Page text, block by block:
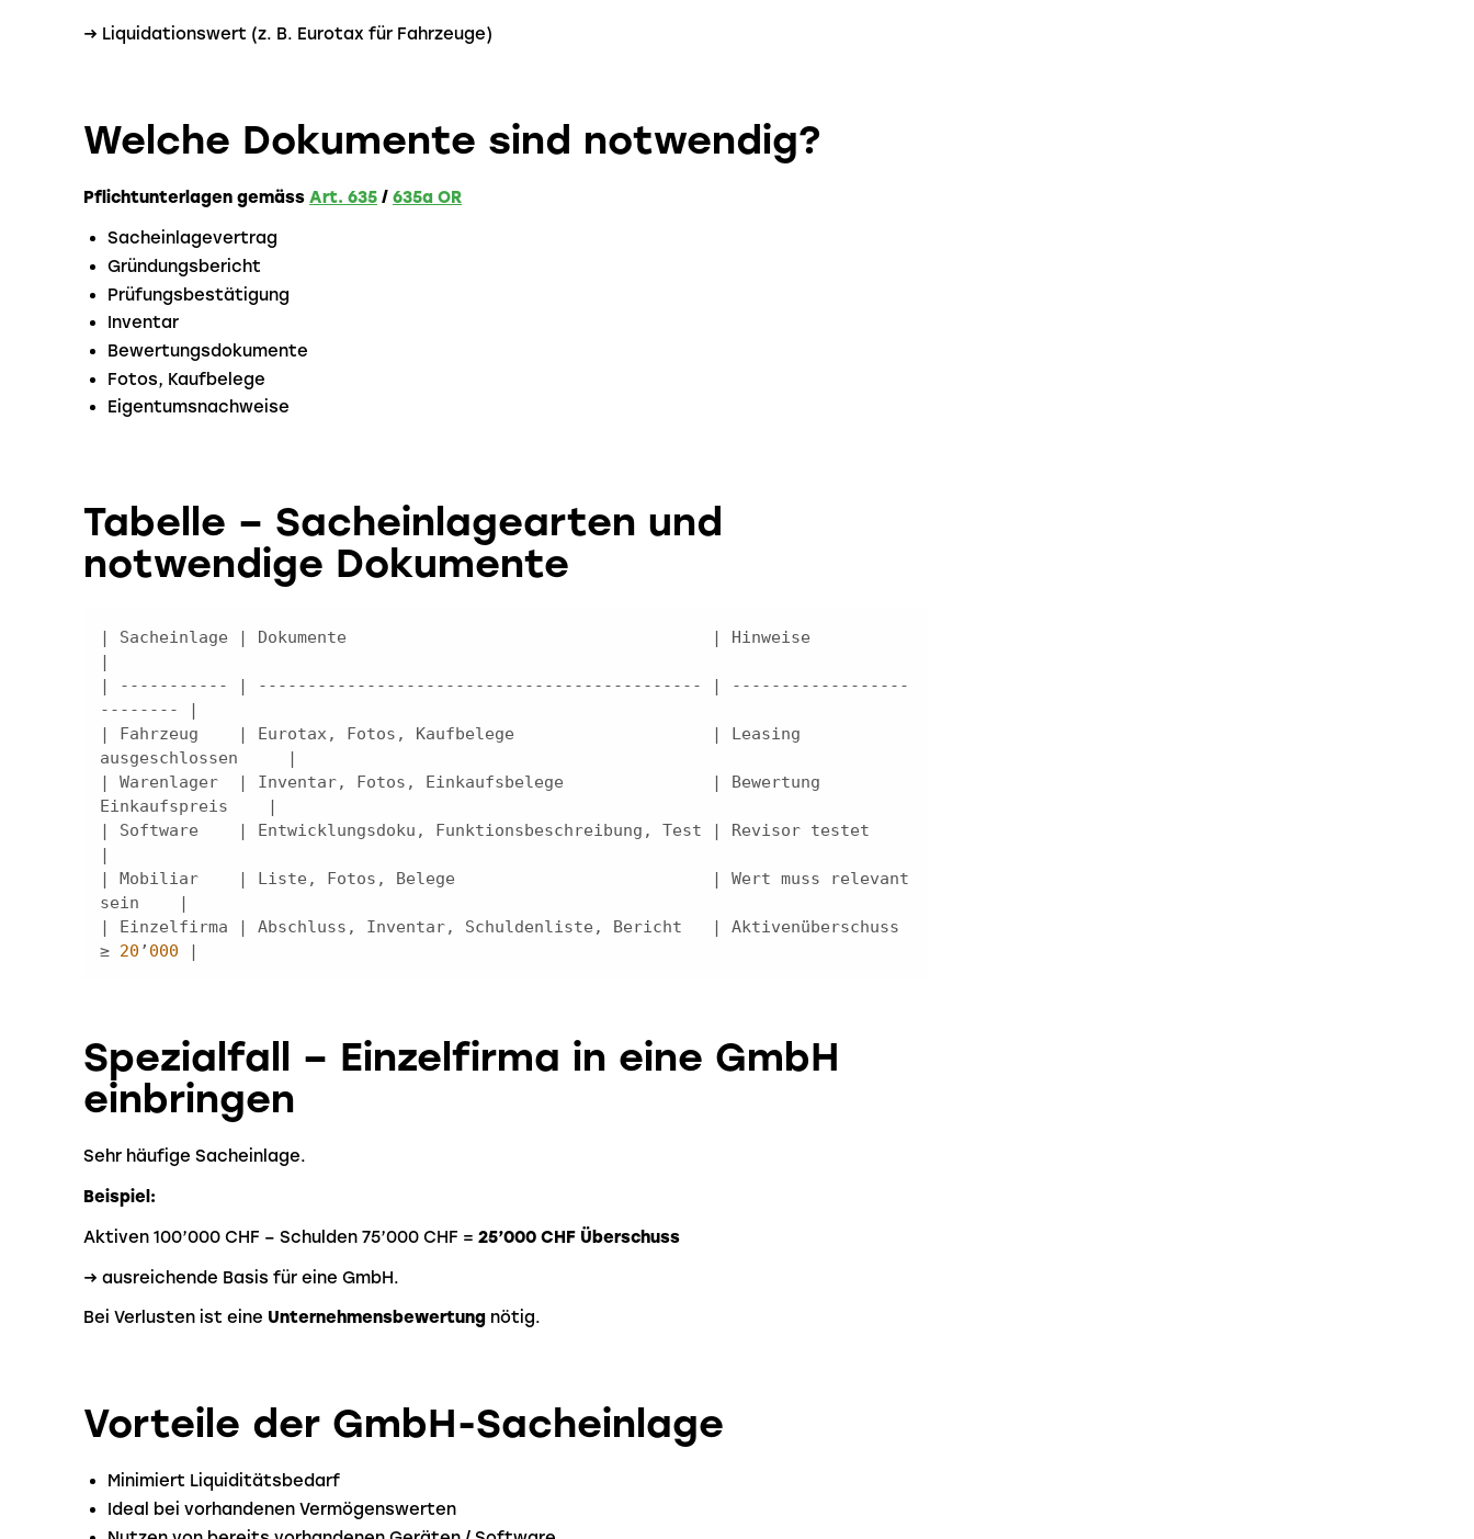
→ Liquidationswert (z. B. Eurotax für Fahrzeuge)
Welche Dokumente sind notwendig?
Pflichtunterlagen gemäss Art. 635 / 635a OR
Sacheinlagevertrag
Gründungsbericht
Prüfungsbestätigung
Inventar
Bewertungsdokumente
Fotos, Kaufbelege
Eigentumsnachweise
Tabelle – Sacheinlagearten und
notwendige Dokumente
| Sacheinlage | Dokumente                                     | Hinweise
| ----------- | --------------------------------------------- | ------------------
| Fahrzeug    | Eurotax, Fotos, Kaufbelege                    | Leasing
| Warenlager  | Inventar, Fotos, Einkaufsbelege               | Bewertung
| Software    | Entwicklungsdoku, Funktionsbeschreibung, Test | Revisor testet
| Mobiliar    | Liste, Fotos, Belege                          | Wert muss relevant
| Einzelfirma | Abschluss, Inventar, Schuldenliste, Bericht   | Aktivenüberschuss
≥ 20 ’ 000 |
Spezialfall – Einzelfirma in eine GmbH
einbringen
Sehr häufige Sacheinlage.
Beispiel:
Aktiven 100’000 CHF – Schulden 75’000 CHF = 25’000 CHF Überschuss
→ ausreichende Basis für eine GmbH.
Bei Verlusten ist eine Unternehmensbewertung nötig.
Vorteile der GmbH-Sacheinlage
Minimiert Liquiditätsbedarf
Ideal bei vorhandenen Vermögenswerten